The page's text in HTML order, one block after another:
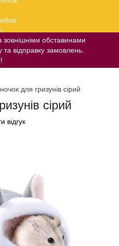
зовнішніми обставинами
відправку замовлень.
для гризунів сірий
сірий
відгук